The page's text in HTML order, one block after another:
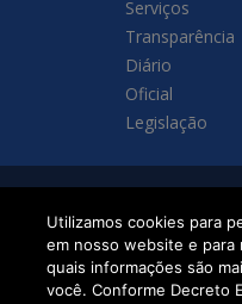
Serviços
Transparência
Diário
Oficial
Legislação
SETDIG | Secretaria-
Executiva de
Transformação Digital
Utilizamos cookies para
em nosso website e para
quais informações são
você. Conforme Decreto